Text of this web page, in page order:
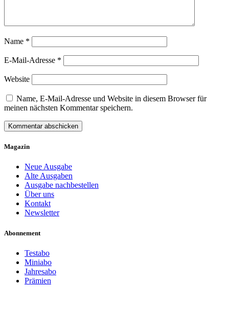
Name *
E-Mail-Adresse *
Website
Name, E-Mail-Adresse und Website in diesem Browser für
meinen nächsten Kommentar speichern.
Magazin
Neue Ausgabe
Alte Ausgaben
Ausgabe nachbestellen
Über uns
Kontakt
Newsletter
Abonnement
Testabo
Miniabo
Jahresabo
Prämien